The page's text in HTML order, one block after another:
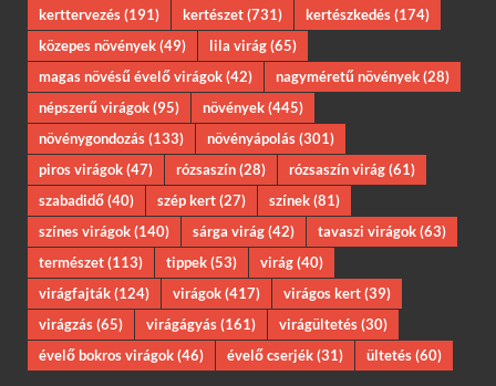
kerttervezés(191) kertészet(731) kertészkedés(174)
közepes növények(49) lila virág(65)
magas növésű évelő virágok(42) nagyméretű növények(28)
népszerű virágok(95) növények(445)
növénygondozás(133) növényápolás(301)
piros virágok(47) rózsaszín(28) rózsaszín virág(61)
szabadidő(40) szép kert(27) színek(81)
színes virágok(140) sárga virág(42) tavaszi virágok(63)
természet(113) tippek(53) virág(40)
virágfajták(124) virágok(417) virágos kert(39)
virágzás(65) virágágyás(161) virágültetés(30)
évelő bokros virágok(46) évelő cserjék(31) ültetés(60)